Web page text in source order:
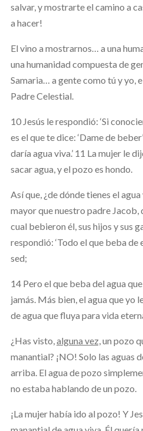
salvar, y mostrarte el camino a
a hacer!
El vino a mostrarnos… a una
una humanidad compuesta de
Samaria… a gente como tú y yo,
Padre Celestial.
10 Jesús le respondió: ‘Si
es el que te dice: ‘Dame de
daría agua viva.’ 11 La mujer le
sacar agua, y el pozo es hondo.
Así que, ¿de dónde tienes el
mayor que nuestro padre Jacob,
cual bebieron él, sus hijos y sus
respondió: ‘Todo el que beba de
sed;
14 Pero el que beba del agua
jamás. Más bien, el agua que yo
de agua que fluya para vida
¿Has visto,alguna vez,un pozo
manantial? ¡NO! Solo las aguas
arriba. El agua de pozo
no estaba hablando de un pozo.
¡La mujer había ido al pozo! Y